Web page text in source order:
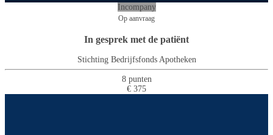
Incompany
Op aanvraag
In gesprek met de patiënt
Stichting Bedrijfsfonds Apotheken
8 punten
€ 375